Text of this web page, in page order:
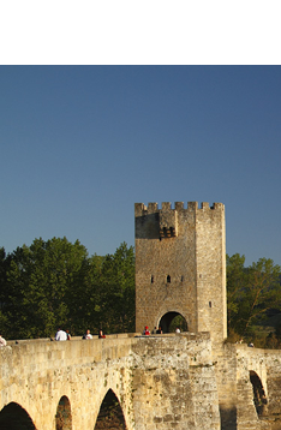
de Oña sale a la